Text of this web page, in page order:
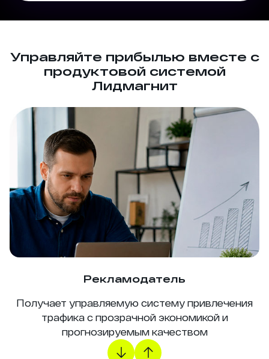
Управляйте прибылью вместе с
продуктовой системой
Лидмагнит
Рекламодатель
Получает управляемую систему привлечения
трафика с прозрачной экономикой и
прогнозируемым качеством